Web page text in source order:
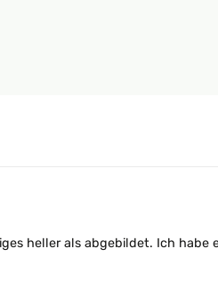
heller als abgebildet. Ich